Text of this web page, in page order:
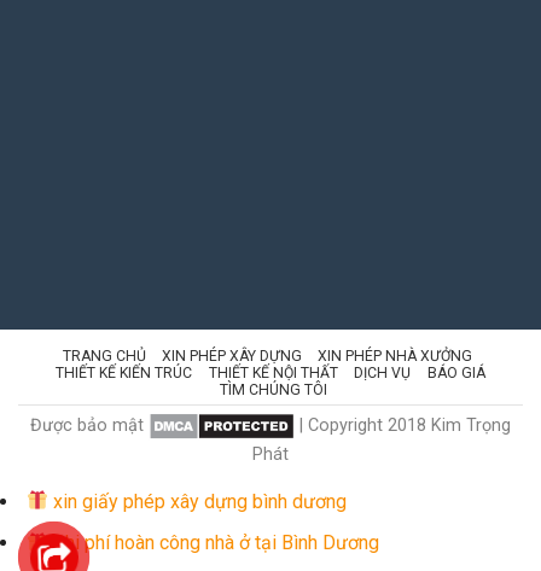
TRANG CHỦ XIN PHÉP XÂY DỰNG
XIN PHÉP NHÀ XƯỞNG
THIẾT KẾ KIẾN TRÚC
THIẾT KẾ NỘI THẤT DỊCH VỤ
BÁO GIÁ
TÌM CHÚNG TÔI
Được bảo mật
| Copyright 2018 Kim Trọng
Phát
xin giấy phép xây dựng bình dương
Chi phí hoàn công nhà ở tại Bình Dương